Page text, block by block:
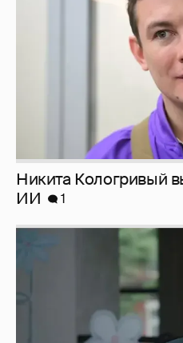
Певица Глюкоза
эротического журнала